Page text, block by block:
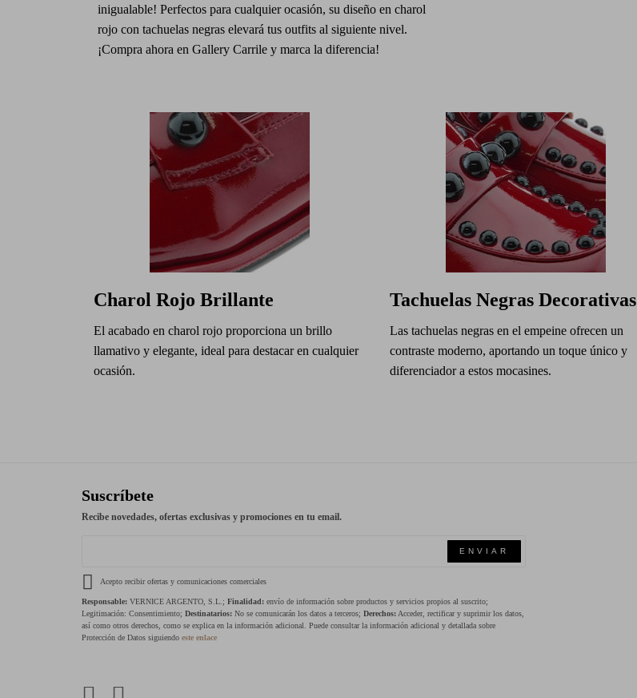
inigualable! Perfectos para cualquier ocasión, su diseño en charol
rojo con tachuelas negras elevará tus outfits al siguiente nivel.
¡Compra ahora en Gallery Carrile y marca la diferencia!
Charol Rojo Brillante
El acabado en charol rojo proporciona un brillo
llamativo y elegante, ideal para destacar en cualquier
ocasión.
Tachuelas Negras Decorativas
Las tachuelas negras en el empeine ofrecen un
contraste moderno, aportando un toque único y
diferenciador a estos mocasines.
Suscríbete
Recibe novedades, ofertas exclusivas y promociones en tu email.
ENVIAR
Acepto recibir ofertas y comunicaciones comerciales
Responsable: VERNICE ARGENTO, S.L.; Finalidad: envío de información sobre productos y servicios propios al suscrito;
Legitimación: Consentimiento; Destinatarios: No se comunicarán los datos a terceros; Derechos: Acceder, rectificar y suprimir los datos,
así como otros derechos, como se explica en la información adicional. Puede consultar la información adicional y detallada sobre
Protección de Datos siguiendo este enlace